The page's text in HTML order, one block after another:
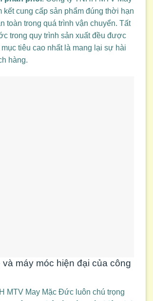
kết cung cấp sản phẩm đúng thời hạn
toàn trong quá trình vận chuyển. Tất
trong quy trình sản xuất đều được
tiêu cao nhất là mang lại sự hài
hàng.
và máy móc hiện đại của công
MTV May Mặc Đức luôn chú trọng